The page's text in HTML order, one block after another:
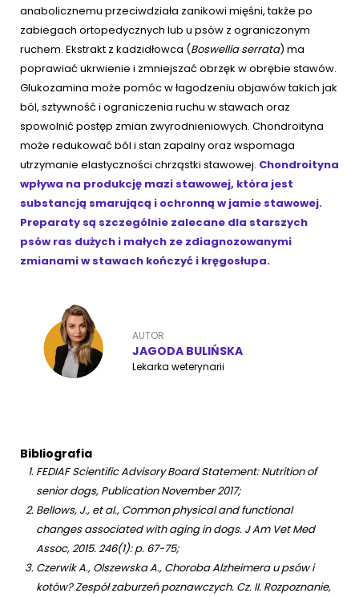
anabolicznemu przeciwdziała zanikowi mięśni, także po
zabiegach ortopedycznych lub u psów z ograniczonym
ruchem. Ekstrakt z kadzidłowca (Boswellia serrata) ma
poprawiać ukrwienie i zmniejszać obrzęk w obrębie stawów.
Glukozamina może pomóc w łagodzeniu objawów takich jak
ból, sztywność i ograniczenia ruchu w stawach oraz
spowolnić postęp zmian zwyrodnieniowych. Chondroityna
może redukować ból i stan zapalny oraz wspomaga
utrzymanie elastyczności chrząstki stawowej. Chondroityna
wpływa na produkcję mazi stawowej, która jest
substancją smarującą i ochronną w jamie stawowej.
Preparaty są szczególnie zalecane dla starszych
psów ras dużych i małych ze zdiagnozowanymi
zmianami w stawach kończyć i kręgosłupa.
AUTOR
JAGODA BULIŃSKA
Lekarka weterynarii
Bibliografia
FEDIAF Scientific Advisory Board Statement: Nutrition of
senior dogs, Publication November 2017;
Bellows, J., et al., Common physical and functional
changes associated with aging in dogs. J Am Vet Med
Assoc, 2015. 246(1): p. 67-75;
Czerwik A., Olszewska A., Choroba Alzheimera u psów i
kotów? Zespół zaburzeń poznawczych. Cz. II. Rozpoznanie,